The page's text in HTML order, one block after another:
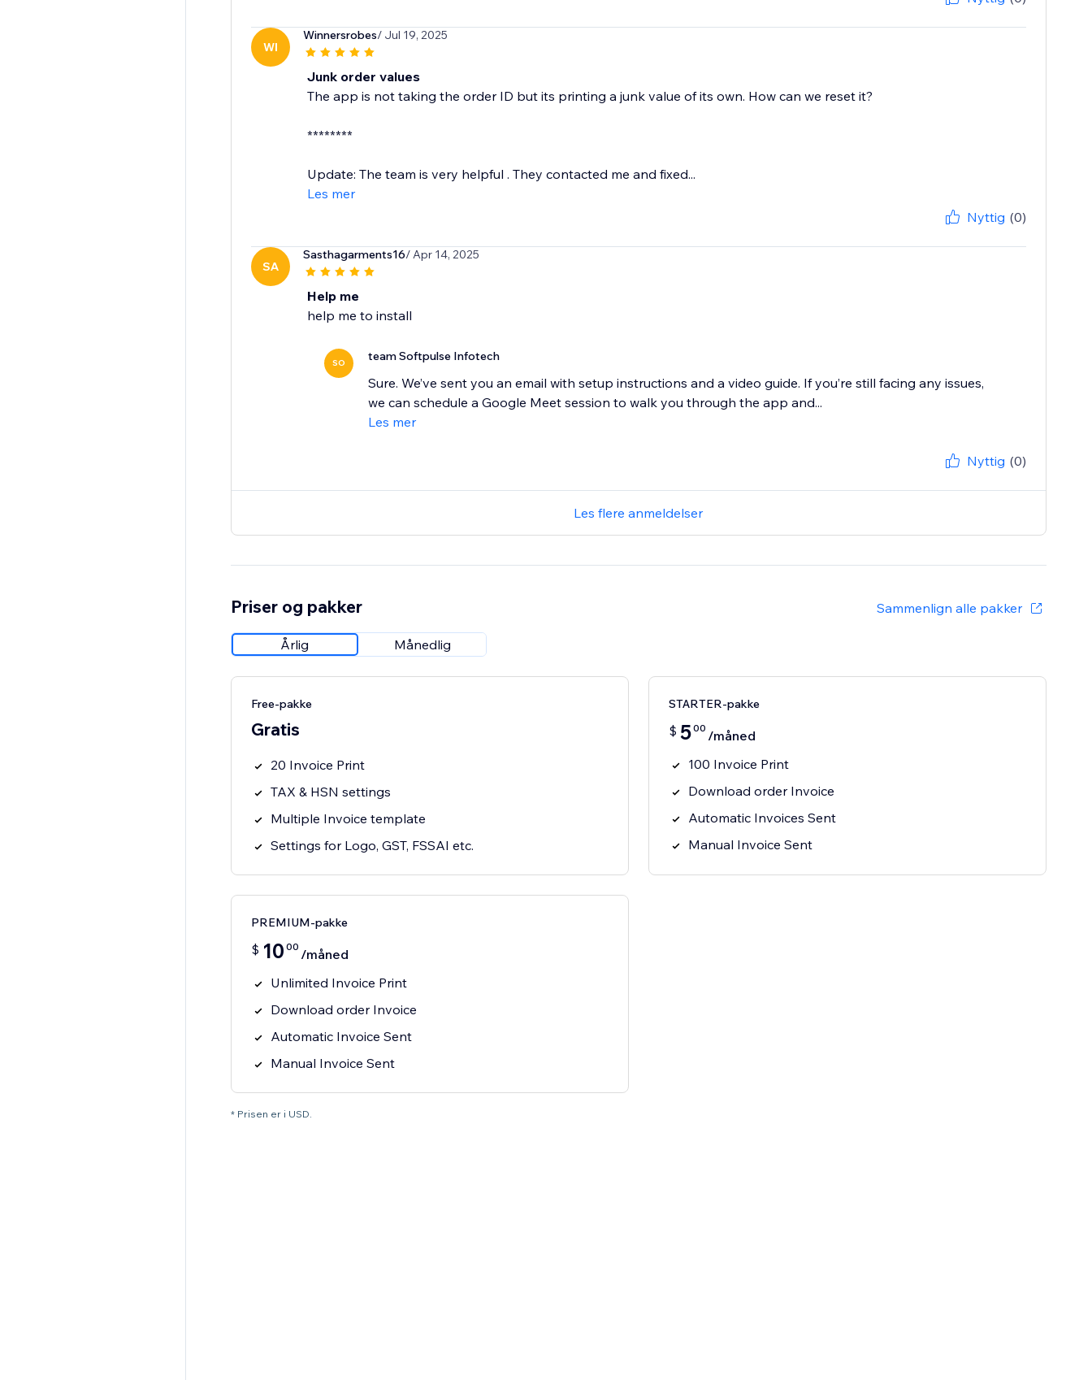
WI
Winnersrobes/ Jul 19, 2025
Junk order values
The app is not taking the order ID but its printing a junk value of its own. How can we reset it?
********
Update: The team is very helpful . They contacted me and fixed...
Les mer
Nyttig (0)
SA
Sasthagarments16/ Apr 14, 2025
Help me
help me to install
SO team Softpulse Infotech
Sure. We’ve sent you an email with setup instructions and a video guide. If you’re still facing any issues,
we can schedule a Google Meet session to walk you through the app and...
Les mer
Nyttig (0)
Les flere anmeldelser
Priser og pakker Sammenlign alle pakker
Årlig Månedlig
Free-pakke
Gratis
20 Invoice Print
TAX & HSN settings
Multiple Invoice template
Settings for Logo, GST, FSSAI etc.
STARTER-pakke
$ 500 /måned
100 Invoice Print
Download order Invoice
Automatic Invoices Sent
Manual Invoice Sent
PREMIUM-pakke
$ 10 00 /måned
Unlimited Invoice Print
Download order Invoice
Automatic Invoice Sent
Manual Invoice Sent
* Prisen er i USD.